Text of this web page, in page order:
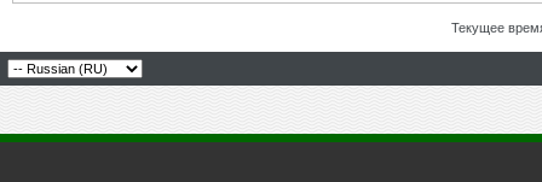
Текущее